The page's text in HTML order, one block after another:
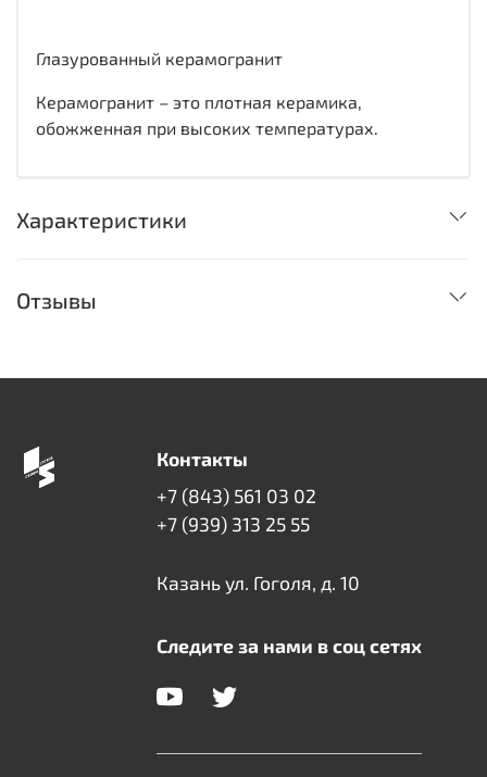
Глазурованный керамогранит
Керамогранит – это плотная керамика,
обожженная при высоких температурах.
Характеристики
Отзывы
Контакты
+7 (843) 561 03 02
+7 (939) 313 25 55
Казань ул. Гоголя, д. 10
Следите за нами в соц сетях